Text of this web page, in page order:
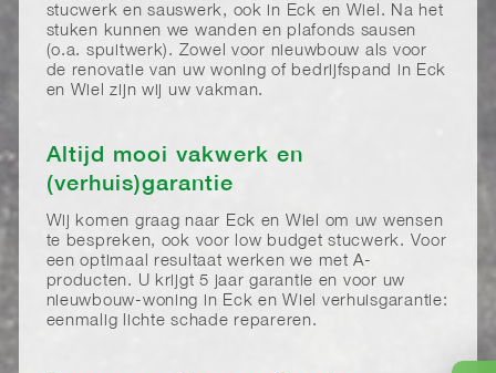
stucwerk en sauswerk, ook in Eck en Wiel. Na het
stuken kunnen we wanden en plafonds sausen
(o.a. spuitwerk). Zowel voor nieuwbouw als voor
de renovatie van uw woning of bedrijfspand in Eck
en Wiel zijn wij uw vakman.
Altijd mooi vakwerk en
(verhuis)garantie
Wij komen graag naar Eck en Wiel om uw wensen
te bespreken, ook voor low budget stucwerk. Voor
een optimaal resultaat werken we met A-
producten. U krijgt 5 jaar garantie en voor uw
nieuwbouw-woning in Eck en Wiel verhuisgarantie:
eenmalig lichte schade repareren.